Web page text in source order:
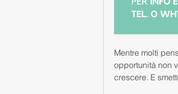
Mentre molti
opportunità non
crescere. E